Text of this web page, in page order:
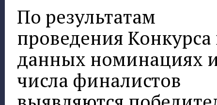
По результатам
проведения Конкурса
данных номинациях
числа финалистов